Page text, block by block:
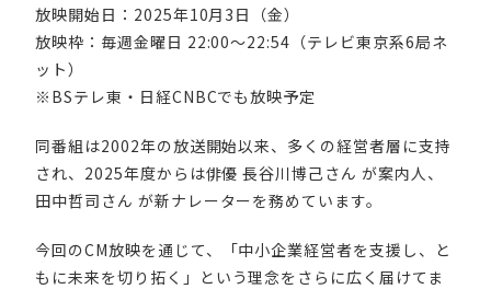
放映開始日：2025年10月3日（金）
放映枠：毎週金曜日 22:00～22:54（テレビ東京系6局ネ
ット）
※BSテレ東・日経CNBCでも放映予定
同番組は2002年の放送開始以来、多くの経営者層に支持
され、2025年度からは俳優 長谷川博己さん が案内人、
田中哲司さん が新ナレーターを務めています。
今回のCM放映を通じて、「中小企業経営者を支援し、と
もに未来を切り拓く」という理念をさらに広く届けてま